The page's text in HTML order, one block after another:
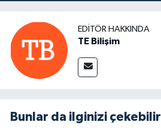
EDITÖR HAKKINDA
TE Bilişim
Bunlar da ilginizi çekebilir